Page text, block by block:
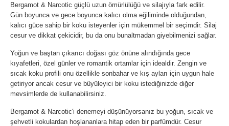
Bergamot & Narcotic güçlü uzun ömürlülüğü ve silajıyla fark edilir.
Gün boyunca ve gece boyunca kalıcı olma eğiliminde olduğundan,
kalıcı güce sahip bir koku isteyenler için mükemmel bir seçimdir. Silaj
cesur ve dikkat çekicidir, bu da onu bunaltmadan giyebilmenizi sağlar.
Yoğun ve baştan çıkarıcı doğası göz önüne alındığında gece
kıyafetleri, özel günler ve romantik ortamlar için idealdir. Zengin ve
sıcak koku profili onu özellikle sonbahar ve kış ayları için uygun hale
getiriyor ancak cesur ve büyüleyici bir koku istediğinizde diğer
mevsimlerde de kullanabilirsiniz.
Bergamot & Narcotic'i denemeyi düşünüyorsanız bu yoğun, sıcak ve
şehvetli kokulardan hoşlananlara hitap eden bir parfümdür. Cesur